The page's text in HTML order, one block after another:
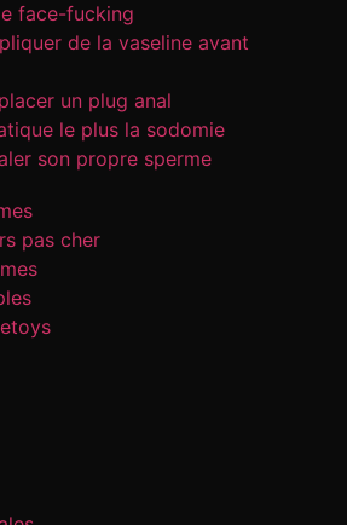
face-fucking
de la vaseline avant
un plug anal
le plus la sodomie
son propre sperme
pas cher